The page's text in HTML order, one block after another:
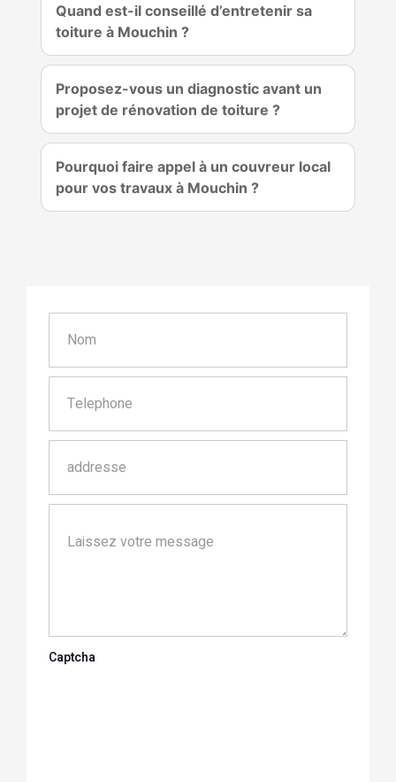
Quand est-il conseillé d’entretenir sa
toiture à Mouchin ?
Proposez-vous un diagnostic avant un
projet de rénovation de toiture ?
Pourquoi faire appel à un couvreur local
pour vos travaux à Mouchin ?
Captcha